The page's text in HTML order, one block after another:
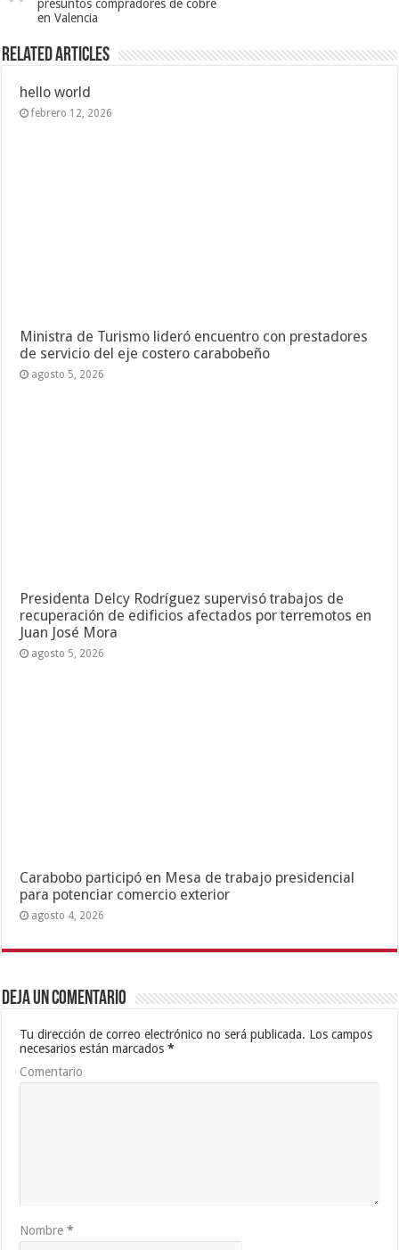
presuntos compradores de cobre
en Valencia
Related Articles
hello world
febrero 12, 2026
Ministra de Turismo lideró encuentro con prestadores
de servicio del eje costero carabobeño
agosto 5, 2026
Presidenta Delcy Rodríguez supervisó trabajos de
recuperación de edificios afectados por terremotos en
Juan José Mora
agosto 5, 2026
Carabobo participó en Mesa de trabajo presidencial
para potenciar comercio exterior
agosto 4, 2026
Deja un comentario
Tu dirección de correo electrónico no será publicada. Los campos
necesarios están marcados*
Comentario
Nombre*